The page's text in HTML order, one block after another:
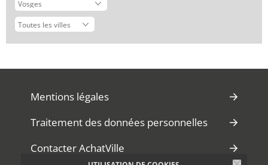
Mentions légales
Traitement des données personnelles
Contacter AchatVille